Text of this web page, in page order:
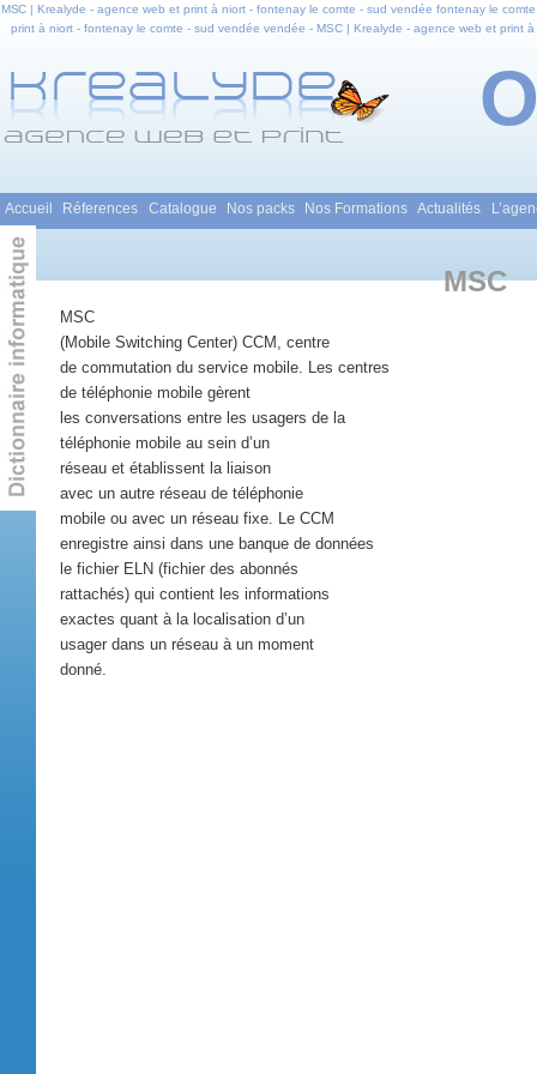
MSC | Krealyde - agence web et print à niort - fontenay le comte - sud vendée fontenay le
print à niort - fontenay le comte - sud vendée vendée - MSC | Krealyde - agence web et
Menu principal
Aller au contenu principal
Aller au contenu secondaire
Accueil Réferences Catalogue Nos packs Nos Formations Actualités
MSC
MSC
(Mobile Switching Center) CCM, centre
de commutation du service mobile. Les centres
de téléphonie mobile gèrent
les conversations entre les usagers de la
téléphonie mobile au sein d’un
réseau et établissent la liaison
avec un autre réseau de téléphonie
mobile ou avec un réseau fixe. Le CCM
enregistre ainsi dans une banque de données
le fichier ELN (fichier des abonnés
rattachés) qui contient les informations
exactes quant à la localisation d’un
usager dans un réseau à un moment
donné.